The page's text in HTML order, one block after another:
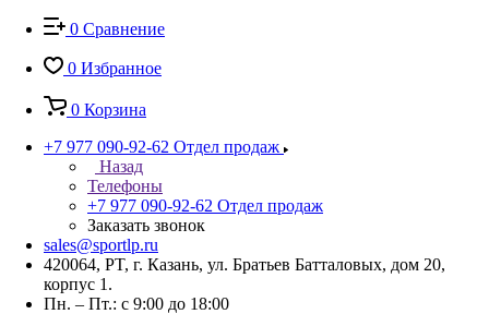
0 Сравнение
0 Избранное
0 Корзина
+7 977 090-92-62 Отдел продаж
Назад
Телефоны
+7 977 090-92-62 Отдел продаж
Заказать звонок
sales@sportlp.ru
420064, PT, г. Казань, ул. Братьев Батталовых, дом 20,
корпус 1.
Пн. – Пт.: с 9:00 до 18:00